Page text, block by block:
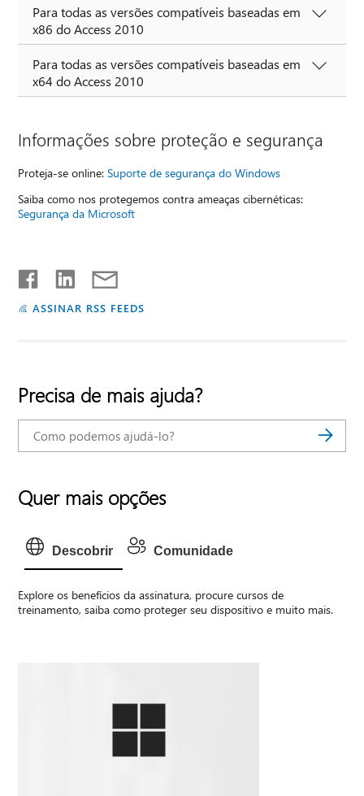
Para todas as versões compatíveis baseadas em
x86 do Access 2010
Para todas as versões compatíveis baseadas em
x64 do Access 2010
Informações sobre proteção e segurança
Proteja-se online:Suporte de segurança do Windows
Saiba como nos protegemos contra ameaças cibernéticas:
Segurança da Microsoft
ASSINAR RSS FEEDS
Precisa de mais ajuda?
Quer mais opções
Descobrir Comunidade
Explore os benefícios da assinatura, procure cursos de
treinamento, saiba como proteger seu dispositivo e muito mais.